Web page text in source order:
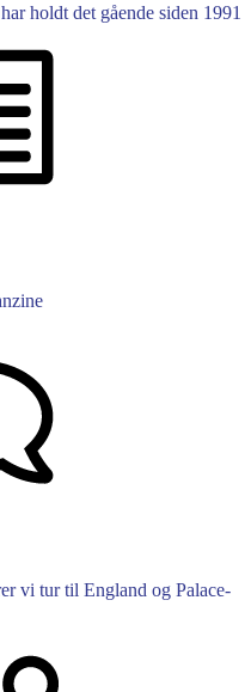
holdt det gående siden 1991
vi tur til England og Palace-